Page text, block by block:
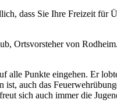
dass Sie Ihre Freizeit für
Ortsvorsteher von Rodheim.
alle Punkte eingehen. Er
auch das
sich auch immer die